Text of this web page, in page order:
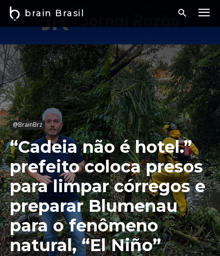
brain Brasil
@BrainBrz
“Cadeia não é hotel.”
prefeito coloca presos
para limpar córregos e
preparar Blumenau
para o fenômeno
natural, “El Niño”